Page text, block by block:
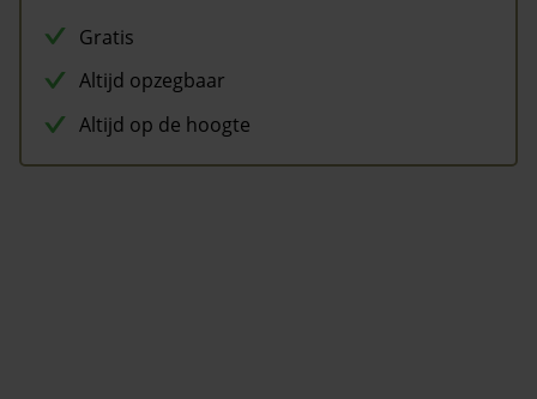
Gratis
Altijd opzegbaar
Altijd op de hoogte